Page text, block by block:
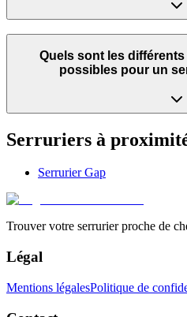
Quels sont les
possibles pour un
Serruriers à
SerrurierGap
Trouver votre serrurier proche de
Légal
Mentions légalesPolitique de